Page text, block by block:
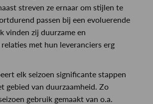
streven ze ernaar om stijlen te
passen bij een evoluerende
vinden zij duurzame en
met hun leveranciers erg
elk seizoen significante stappen
gebied van duurzaamheid. Zo
gebruik gemaakt van o.a.